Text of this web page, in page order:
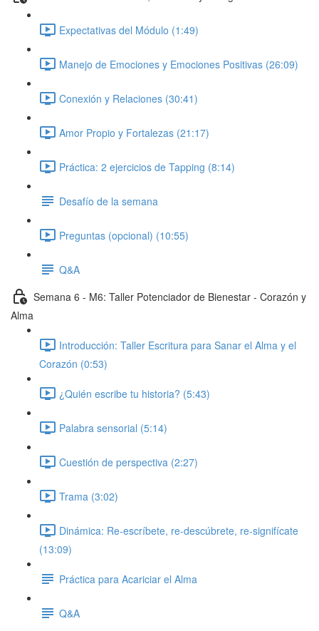
Expectativas del Módulo (1:49)
Manejo de Emociones y Emociones Positivas (26:09)
Conexión y Relaciones (30:41)
Amor Propio y Fortalezas (21:17)
Práctica: 2 ejercicios de Tapping (8:14)
Desafío de la semana
Preguntas (opcional) (10:55)
Q&A
Semana 6 - M6: Taller Potenciador de Bienestar - Corazón y
Alma
Introducción: Taller Escritura para Sanar el Alma y el
Corazón (0:53)
¿Quién escribe tu historia? (5:43)
Palabra sensorial (5:14)
Cuestión de perspectiva (2:27)
Trama (3:02)
Dinámica: Re-escríbete, re-descúbrete, re-signifícate
(13:09)
Práctica para Acariciar el Alma
Q&A